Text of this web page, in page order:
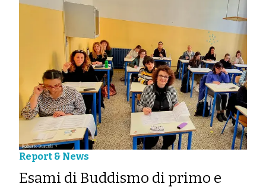
Report & News
Esami di Buddismo di primo e